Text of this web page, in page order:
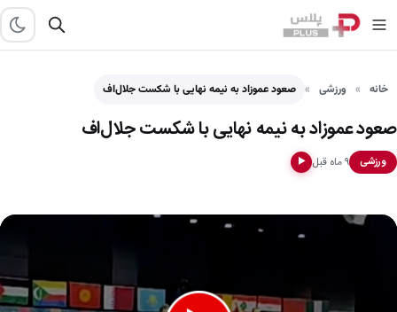
خانه ورزشی صعود عموزاد به نیمه نهایی با شکست جلال‌اف
صعود عموزاد به نیمه نهایی با شکست جلال‌اف
ورزشی ۹ ماه قبل ▶